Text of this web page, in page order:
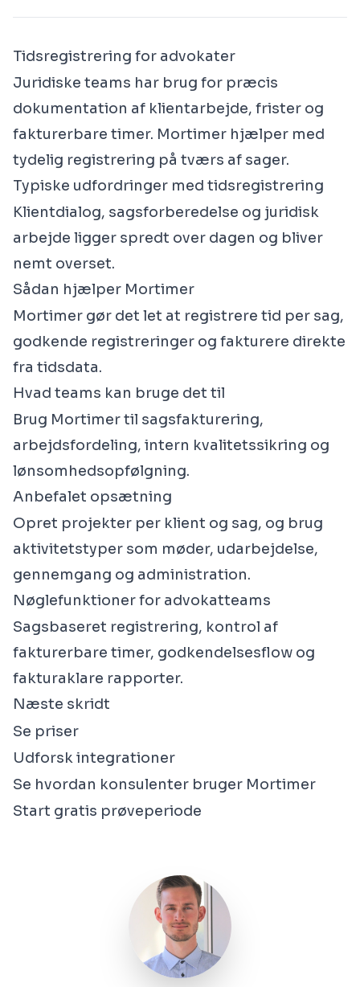
Tidsregistrering for advokater
Juridiske teams har brug for præcis
dokumentation af klientarbejde, frister og
fakturerbare timer. Mortimer hjælper med
tydelig registrering på tværs af sager.
Typiske udfordringer med tidsregistrering
Klientdialog, sagsforberedelse og juridisk
arbejde ligger spredt over dagen og bliver
nemt overset.
Sådan hjælper Mortimer
Mortimer gør det let at registrere tid per sag,
godkende registreringer og fakturere direkte
fra tidsdata.
Hvad teams kan bruge det til
Brug Mortimer til sagsfakturering,
arbejdsfordeling, intern kvalitetssikring og
lønsomhedsopfølgning.
Anbefalet opsætning
Opret projekter per klient og sag, og brug
aktivitetstyper som møder, udarbejdelse,
gennemgang og administration.
Nøglefunktioner for advokatteams
Sagsbaseret registrering, kontrol af
fakturerbare timer, godkendelsesflow og
fakturaklare rapporter.
Næste skridt
Se priser
Udforsk integrationer
Se hvordan konsulenter bruger Mortimer
Start gratis prøveperiode